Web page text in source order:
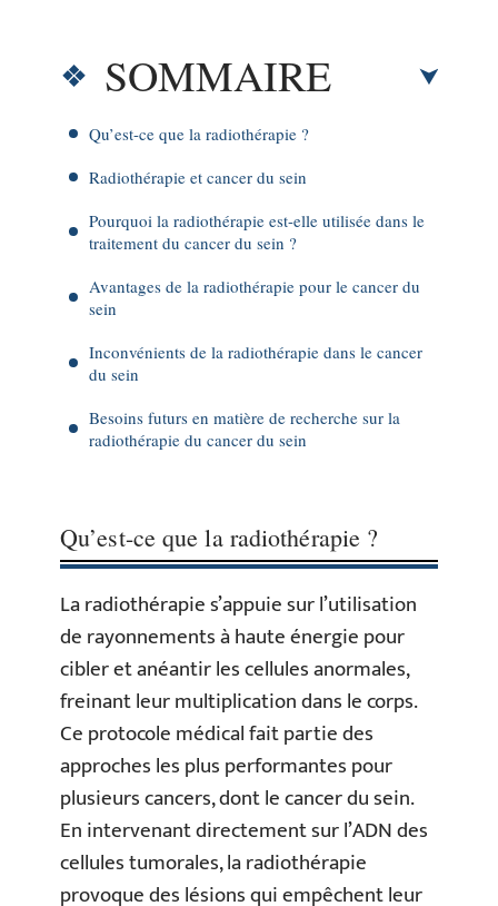
SOMMAIRE
Qu’est-ce que la radiothérapie ?
Radiothérapie et cancer du sein
Pourquoi la radiothérapie est-elle utilisée dans le
traitement du cancer du sein ?
Avantages de la radiothérapie pour le cancer du
sein
Inconvénients de la radiothérapie dans le cancer
du sein
Besoins futurs en matière de recherche sur la
radiothérapie du cancer du sein
Qu’est-ce que la radiothérapie ?
La radiothérapie s’appuie sur l’utilisation
de rayonnements à haute énergie pour
cibler et anéantir les cellules anormales,
freinant leur multiplication dans le corps.
Ce protocole médical fait partie des
approches les plus performantes pour
plusieurs cancers, dont le cancer du sein.
En intervenant directement sur l’ADN des
cellules tumorales, la radiothérapie
provoque des lésions qui empêchent leur